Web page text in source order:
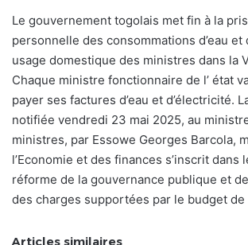
Le gouvernement togolais met fin à la
personnelle des consommations d’eau et
usage domestique des ministres dans la
Chaque ministre fonctionnaire de l’ état
payer ses factures d’eau et d’électricité.
notifiée vendredi 23 mai 2025, au
ministres, par Essowe Georges Barcola,
l’Economie et des finances s’inscrit dans
réforme de la gouvernance publique et
des charges supportées par le budget de
Articles similaires